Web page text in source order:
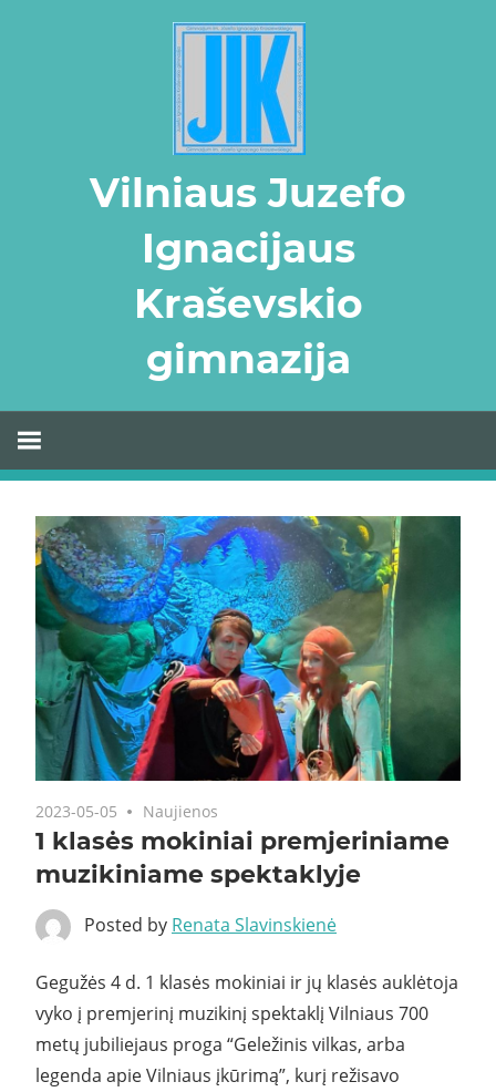
Vilniaus Juzefo
Ignacijaus
Kraševskio
gimnazija
2023-05-05 Naujienos
1 klasės mokiniai premjeriniame
muzikiniame spektaklyje
Posted by Renata Slavinskienė
Gegužės 4 d. 1 klasės mokiniai ir jų klasės auklėtoja
vyko į premjerinį muzikinį spektaklį Vilniaus 700
metų jubiliejaus proga “Geležinis vilkas, arba
legenda apie Vilniaus įkūrimą”, kurį režisavo